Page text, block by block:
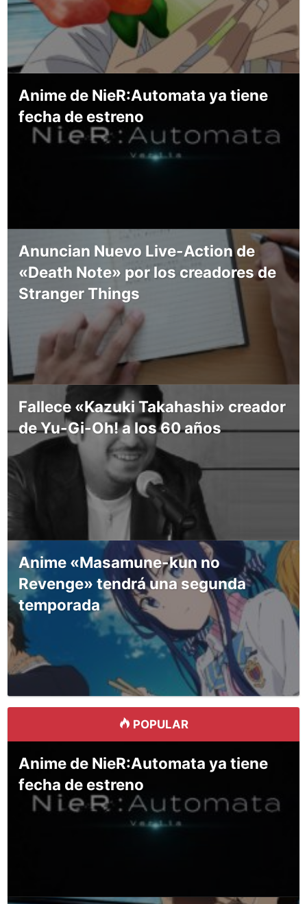
Anime de NieR:Automata ya tiene
fecha de estreno
Anuncian Nuevo Live-Action de
«Death Note» por los creadores de
Stranger Things
Fallece «Kazuki Takahashi» creador
de Yu-Gi-Oh! a los 60 años
Anime «Masamune-kun no
Revenge» tendrá una segunda
temporada
POPULAR
Anime de NieR:Automata ya tiene
fecha de estreno